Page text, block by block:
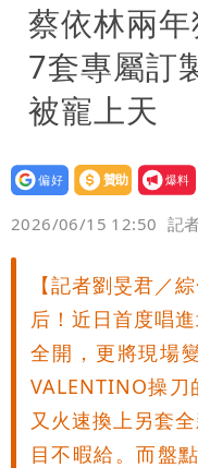
狽
名醫「掛蔣
每天看診到
慈濟爆世紀
笑：真的很會
白海豚勾到
繞 路徑擺
王世堅抱兒
帥哥
蔡依林兩
7套專屬訂
被寵上天
設為
贊助
我要
爆料
2026/06/15 12:50 記
【記者劉旻君／
后！近日首度唱
全開，更將現場
VALENTINO操
又火速換上另套
目不暇給。而盤